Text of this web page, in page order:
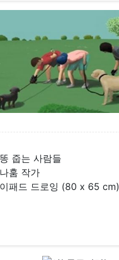
줍는 사람들
훔 작가
패드 드로잉 (80 x 65 cm)